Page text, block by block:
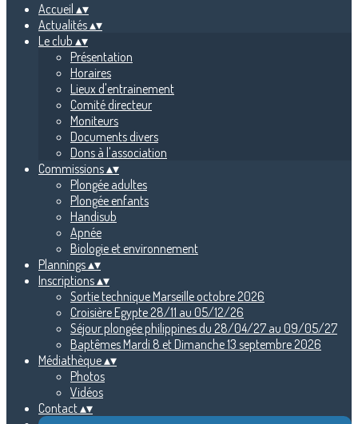
Accueil ▴▾
Actualités▴▾
Le club ▴▾
Présentation
Horaires
Lieux d'entrainement
Comité directeur
Moniteurs
Documents divers
Dons à l'association
Commissions▴▾
Plongée adultes
Plongée enfants
Handisub
Apnée
Biologie et environnement
Plannings▴▾
Inscriptions▴▾
Sortie technique Marseille octobre 2026
Croisière Egypte 28/11 au 05/12/26
Séjour plongée philippines du 28/04/27 au 09/05/27
Baptêmes Mardi 8 et Dimanche 13 septembre 2026
Médiathèque▴▾
Photos
Vidéos
Contact▴▾